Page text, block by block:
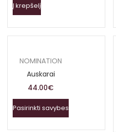
Į krepšelį
NOMINATION
Auskarai
44.00€
Pasirinkti savybes